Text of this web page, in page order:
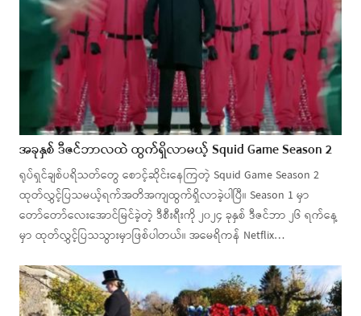
အခုနှစ် ဒီဇင်ဘာလထဲ ထွက်ရှိလာမယ့် Squid Game Season 2
ရုပ်ရှင်ချစ်ပရိသတ်တွေ စောင့်ဆိုင်းနေကြတဲ့ Squid Game Season 2
ထုတ်လွှင့်ပြသမယ့်ရက်အတိအကျထွက်ရှိလာခဲ့ပါပြီ။ Season 1 မှာ
တော်တော်လေးအောင်မြင်ခဲ့တဲ့ ဒီစီးရီးကို ၂၀၂၄ ခုနှစ် ဒီဇင်ဘာ ၂၆ ရက်နေ့
မှာ ထုတ်လွှင့်ပြသသွားမှာဖြစ်ပါတယ်။ အမေရိကန် Netflix…